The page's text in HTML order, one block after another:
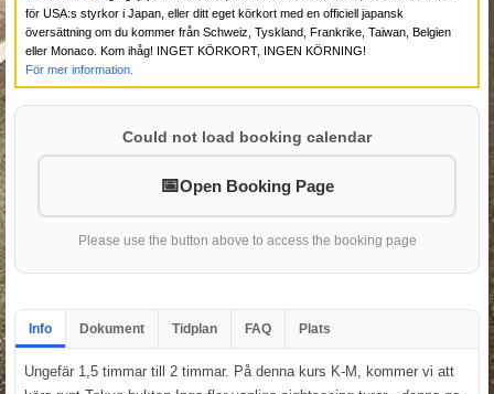
för USA:s styrkor i Japan, eller ditt eget körkort med en officiell japansk
översättning om du kommer från Schweiz, Tyskland, Frankrike, Taiwan, Belgien
eller Monaco. Kom ihåg! INGET KÖRKORT, INGEN KÖRNING!
För mer information.
Could not load booking calendar
Open Booking Page
Please use the button above to access the booking page
Info Dokument Tidplan FAQ Plats
Ungefär 1,5 timmar till 2 timmar. På denna kurs K-M, kommer vi att